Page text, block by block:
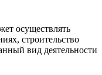
осуществлять
строительство
вид деятельности